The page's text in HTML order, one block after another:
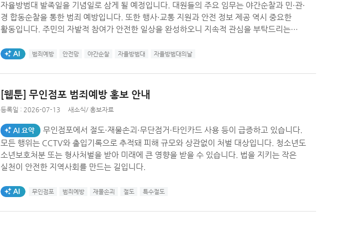
자율방범대 발족일을 기념일로 삼게 될 예정입니다. 대원들의 주요 임무는 야간순찰과 민·관·
경 합동순찰을 통한 범죄 예방입니다. 또한 행사·교통 지원과 안전 정보 제공 역시 중요한
활동입니다. 주민의 자발적 참여가 안전한 일상을 완성하오니 지속적 관심을 부탁드리는
AI생성태그 범죄예방 안전망 야간순찰 자율방범대 자율방범대의날
[웹툰] 무인점포 범죄예방 홍보 안내
등록일 : 2026-07-13 새소식/ 홍보자료
AI 요약
무인점포에서 절도·재물손괴·무단점거·타인카드 사용 등이 급증하고 있습니다.
모든 행위는 CCTV와 출입기록으로 추적돼 피해 규모와 상관없이 처벌 대상입니다. 청소년도
소년보호처분 또는 형사처벌을 받아 미래에 큰 영향을 받을 수 있습니다. 법을 지키는 작은
실천이 안전한 지역사회를 만드는 길입니다.
AI생성태그 무인점포 범죄예방 재물손괴 절도 특수절도